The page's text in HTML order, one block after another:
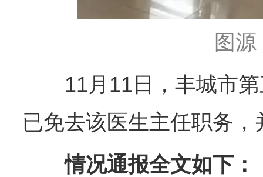
图
11月11日，丰城市第
已免去该医生主任职务
情况通报全文如下：